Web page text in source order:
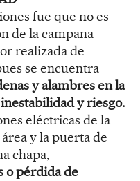
fue que no es
de la campana
realizada de
se encuentra
y alambres en la
y riesgo.
eléctricas de la
y la puerta de
chapa,
o pérdida de